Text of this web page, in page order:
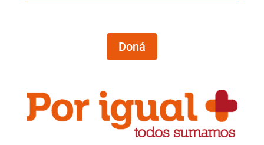
Doná